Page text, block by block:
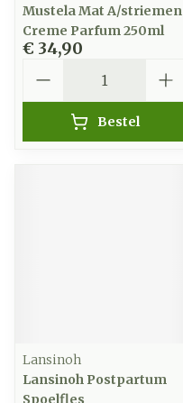
Mustela Mat A/striemen
Creme Parfum 250ml
€ 34,90
Bestel
Lansinoh
Lansinoh Postpartum
Spoelfles